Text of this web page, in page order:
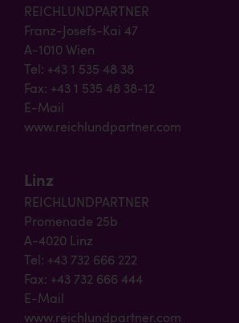
REICHLUNDPARTNER
Franz-Josefs-Kai 47
A-1010 Wien
Tel: +43 1 535 48 38
Fax: +43 1 535 48 38-12
E-Mail
www.reichlundpartner.com
Linz
REICHLUNDPARTNER
Promenade 25b
A-4020 Linz
Tel: +43 732 666 222
Fax: +43 732 666 444
E-Mail
www.reichlundpartner.com